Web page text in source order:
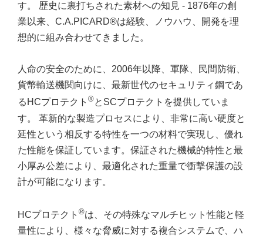
す。 歴史に裏打ちされた素材への知見 - 1876年の創
業以来、C.A.PICARD®は経験、ノウハウ、開発を理
想的に組み合わせてきました。
人命の安全のために、2006年以降、軍隊、民間防衛、
貨幣輸送機関向けに、最新世代のセキュリティ鋼であ
るHCプロテクト ®とSCプロテクトを提供していま
す。 革新的な製造プロセスにより、非常に高い硬度と
延性という相反する特性を一つの材料で実現し、優れ
た性能を保証しています。保証された機械的特性と最
小厚み公差により、最適化された重量で衝撃保護の設
計が可能になります。
HCプロテクト ®は、その特殊なマルチヒット性能と軽
量性により、様々な脅威に対する複合システムで、ハ